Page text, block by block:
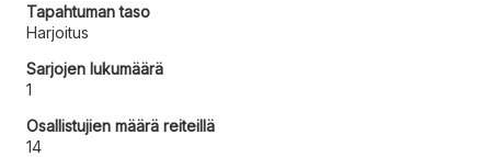
Tapahtuman taso
Harjoitus
Sarjojen lukumäärä
1
Osallistujien määrä reiteillä
14